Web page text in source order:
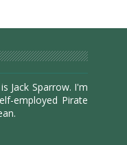
Jack Sparrow. I'm
employed Pirate